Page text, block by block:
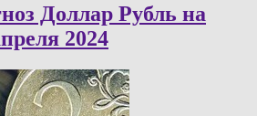
Доллар Рубль на
2024